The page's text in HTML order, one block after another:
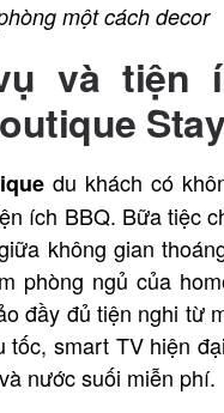
một cách decor
và tiện
Stay
du khách có
ích BBQ. Bữa tiệc
không gian
phòng ngủ của
đầy đủ tiện nghi từ
tốc, smart TV hiện
nước suối miễn phí.